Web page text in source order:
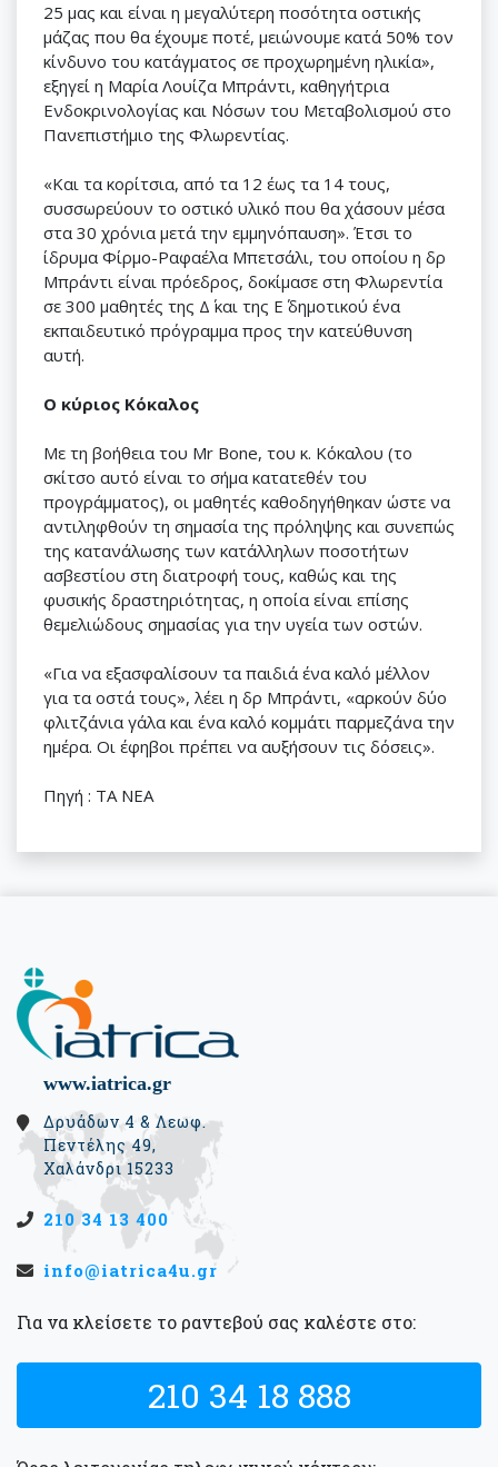
25 μας και είναι η μεγαλύτερη ποσότητα οστικής
μάζας που θα έχουμε ποτέ, μειώνουμε κατά 50% τον
κίνδυνο του κατάγματος σε προχωρημένη ηλικία»,
εξηγεί η Μαρία Λουίζα Μπράντι, καθηγήτρια
Ενδοκρινολογίας και Νόσων του Μεταβολισμού στο
Πανεπιστήμιο της Φλωρεντίας.
«Και τα κορίτσια, από τα 12 έως τα 14 τους,
συσσωρεύουν το οστικό υλικό που θα χάσουν μέσα
στα 30 χρόνια μετά την εμμηνόπαυση». Έτσι το
ίδρυμα Φίρμο-Ραφαέλα Μπετσάλι, του οποίου η δρ
Μπράντι είναι πρόεδρος, δοκίμασε στη Φλωρεντία
σε 300 μαθητές της Δ΄ και της Ε΄ δημοτικού ένα
εκπαιδευτικό πρόγραμμα προς την κατεύθυνση
αυτή.
Ο κύριος Κόκαλος
Με τη βοήθεια του Μr Βone, του κ. Κόκαλου (το
σκίτσο αυτό είναι το σήμα κατατεθέν του
προγράμματος), οι μαθητές καθοδηγήθηκαν ώστε να
αντιληφθούν τη σημασία της πρόληψης και συνεπώς
της κατανάλωσης των κατάλληλων ποσοτήτων
ασβεστίου στη διατροφή τους, καθώς και της
φυσικής δραστηριότητας, η οποία είναι επίσης
θεμελιώδους σημασίας για την υγεία των οστών.
«Για να εξασφαλίσουν τα παιδιά ένα καλό μέλλον
για τα οστά τους», λέει η δρ Μπράντι, «αρκούν δύο
φλιτζάνια γάλα και ένα καλό κομμάτι παρμεζάνα την
ημέρα. Οι έφηβοι πρέπει να αυξήσουν τις δόσεις».
Πηγή : ΤΑ ΝΕΑ
www.iatrica.gr
Δρυάδων 4 & Λεωφ.
Πεντέλης 49,
Χαλάνδρι 15233
210 34 13 400
info@iatrica4u.gr
Για να κλείσετε το ραντεβού σας καλέστε στο:
210 34 18 888